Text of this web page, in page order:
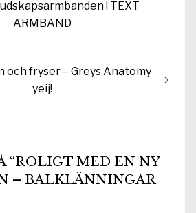
! TEXT
ARMBAND
och fryser – Greys Anatomy
yeij!
“ROLIGT MED EN NY
– BALKLÄNNINGAR